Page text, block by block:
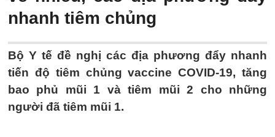
nhanh tiêm chủng
Bộ Y tế đề nghị các địa phương đẩy nhanh
tiến độ tiêm chủng vaccine COVID-19, tăng
bao phủ mũi 1 và tiêm mũi 2 cho những
người đã tiêm mũi 1.